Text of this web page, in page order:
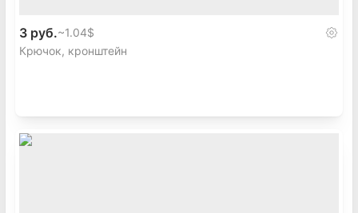
3 руб.~1.04$
Крючок, кронштейн